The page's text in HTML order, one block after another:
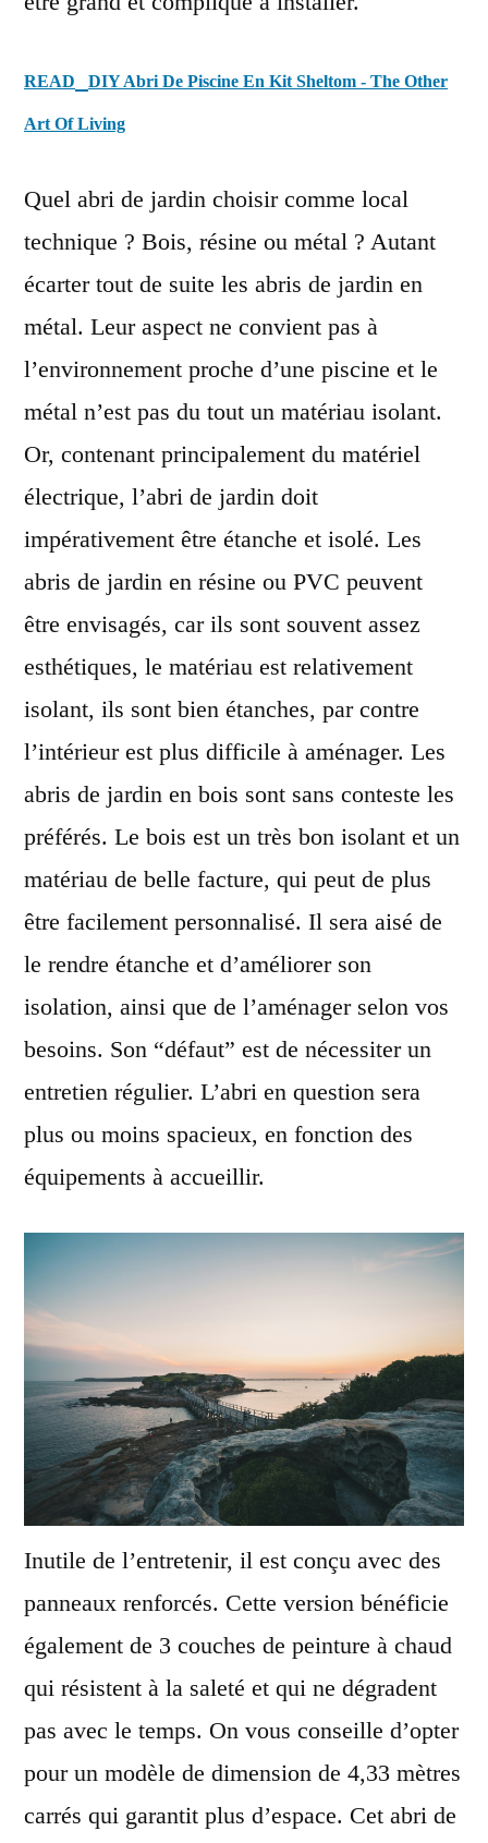
READ DIY Abri De Piscine En Kit Sheltom - The Other
Art Of Living
Quel abri de jardin choisir comme local
technique ? Bois, résine ou métal ? Autant
écarter tout de suite les abris de jardin en
métal. Leur aspect ne convient pas à
l’environnement proche d’une piscine et le
métal n’est pas du tout un matériau isolant.
Or, contenant principalement du matériel
électrique, l’abri de jardin doit
impérativement être étanche et isolé. Les
abris de jardin en résine ou PVC peuvent
être envisagés, car ils sont souvent assez
esthétiques, le matériau est relativement
isolant, ils sont bien étanches, par contre
l’intérieur est plus difficile à aménager. Les
abris de jardin en bois sont sans conteste les
préférés. Le bois est un très bon isolant et un
matériau de belle facture, qui peut de plus
être facilement personnalisé. Il sera aisé de
le rendre étanche et d’améliorer son
isolation, ainsi que de l’aménager selon vos
besoins. Son “défaut” est de nécessiter un
entretien régulier. L’abri en question sera
plus ou moins spacieux, en fonction des
équipements à accueillir.
Inutile de l’entretenir, il est conçu avec des
panneaux renforcés. Cette version bénéficie
également de 3 couches de peinture à chaud
qui résistent à la saleté et qui ne dégradent
pas avec le temps. On vous conseille d’opter
pour un modèle de dimension de 4,33 mètres
carrés qui garantit plus d’espace. Cet abri de